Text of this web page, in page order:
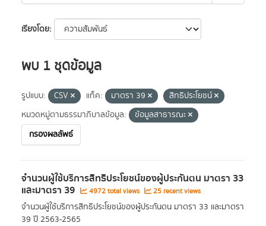
เรียงโดย
พบ 1 ชุดข้อมูล
รูปแบบ: CSV แท็ค: มาตรา 39
สิทธิประโยชน์
หมวดหมู่ตามธรรมาภิบาลข้อมูล:
ข้อมูลสาธารณะ
กรองผลลัพธ์
จำนวนผู้ใช้บริการสิทธิประโยชน์ของผู้ประกันตน มาตรา 33
และมาตรา 39 4972 total views 25 recent views
จำนวนผู้ใช้บริการสิทธิประโยชน์ของผู้ประกันตน มาตรา 33 และมาตรา
39 ปี 2563-2565